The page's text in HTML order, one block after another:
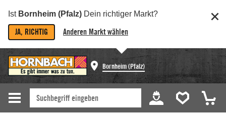
Ist Bornheim (Pfalz) Dein richtiger Markt?
JA, RICHTIG Anderen Markt wählen
Bornheim (Pfalz)